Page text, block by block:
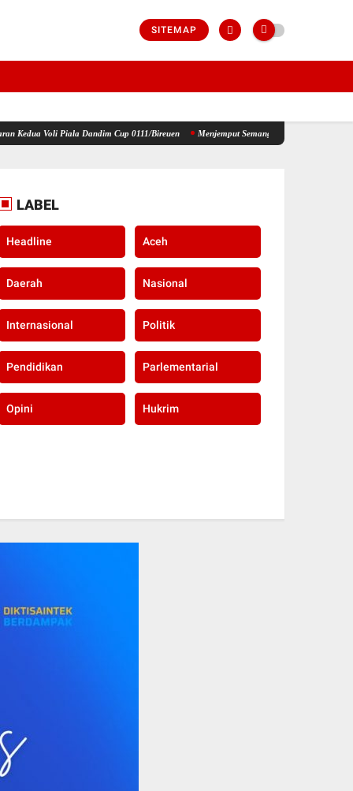
SITEMAP
Dandim Cup 0111/Bireuen Menjemput Semangat Kemerdekaan, Kapolsek Idi Tunong
LABEL
Headline Aceh
Daerah Nasional
Internasional Politik
Pendidikan Parlementarial
Opini Hukrim